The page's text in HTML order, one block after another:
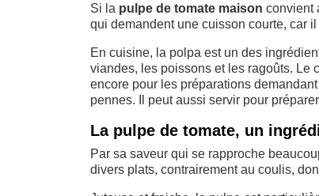
Si la pulpe de tomate maison convient
qui demandent une cuisson courte, car
En cuisine, la polpa est un des
viandes, les poissons et les ragoûts. Le
encore pour les préparations
pennes. Il peut aussi servir pour
La pulpe de tomate, un
Par sa saveur qui se rapproche
divers plats, contrairement au coulis,